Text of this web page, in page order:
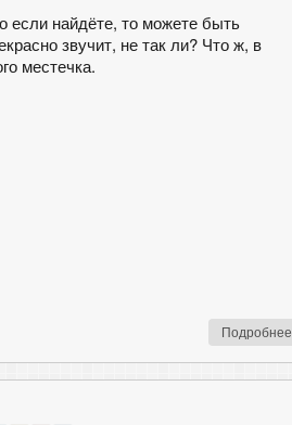
если найдёте, то можете быть
звучит, не так ли? Что ж, в
местечка.
Подробнее